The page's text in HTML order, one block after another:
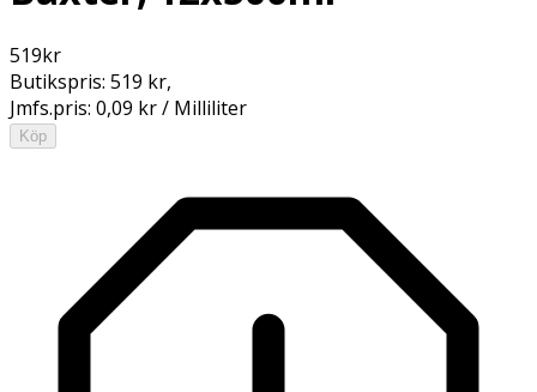
519kr
Butikspris: 519 kr,
Jmfs.pris: 0,09 kr / Milliliter
Köp